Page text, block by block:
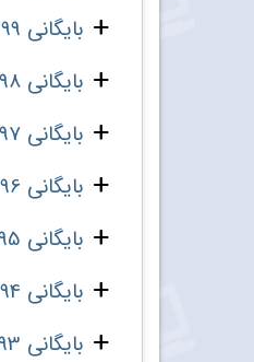
بایگانی 1399
بایگانی 1398
بایگانی 1397
بایگانی 1396
بایگانی 1395
بایگانی 1394
بایگانی 1393